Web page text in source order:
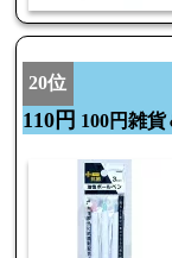
20位
110円 100円雑